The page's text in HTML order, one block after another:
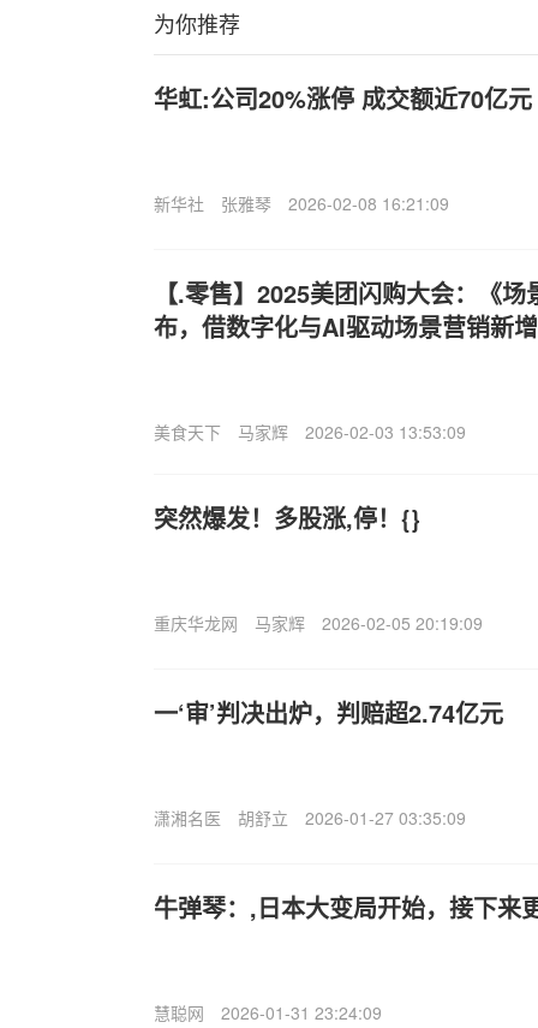
为你推荐
华虹:公司20%涨停 成交额近70亿元
新华社 张雅琴 2026-02-08 16:21:09
【.零售】2025美团闪购大会：《
布，借数字化与AI驱动场景营销新
美食天下 马家辉 2026-02-03 13:53:09
突然爆发！多股涨,停！{}
重庆华龙网 马家辉 2026-02-05 20:19:09
一‘审’判决出炉，判赔超2.74亿元
潇湘名医 胡舒立 2026-01-27 03:35:09
牛弹琴：,日本大变局开始，接下来
慧聪网 2026-01-31 23:24:09